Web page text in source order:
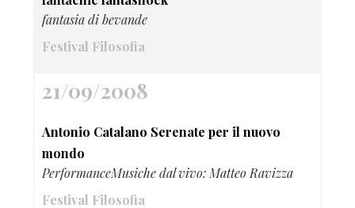
fantasia di bevande
Festival Filosofia
21/09/2008
Antonio Catalano Serenate per il nuovo
mondo
PerformanceMusiche dal vivo: Matteo Ravizza
Festival Filosofia